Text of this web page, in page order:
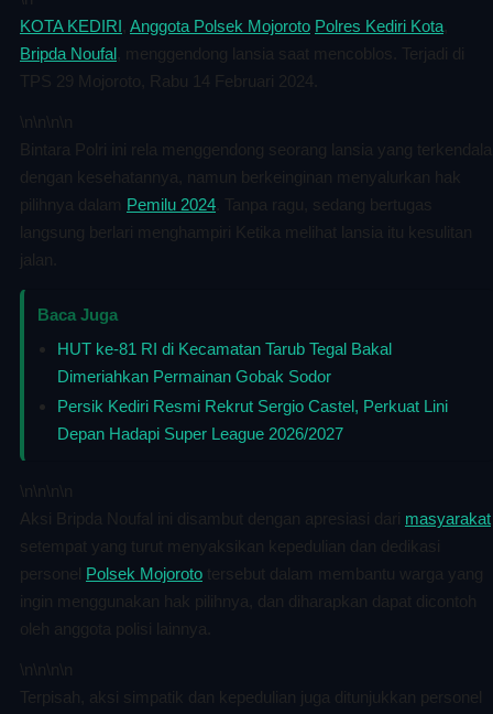
KOTA KEDIRI Anggota Polsek Mojoroto Polres Kediri Kota
Bripda Noufal , menggendong lansia saat mencoblos. Terjadi di
TPS 29 Mojoroto, Rabu 14 Februari 2024.
\n\n\n\n
Bintara Polri ini rela menggendong seorang lansia yang terkendala
dengan kesehatannya, namun berkeinginan menyalurkan hak
pilihnya dalam Pemilu 2024 . Tanpa ragu, sedang bertugas
langsung berlari menghampiri Ketika melihat lansia itu kesulitan
jalan.
Baca Juga
HUT ke-81 RI di Kecamatan Tarub Tegal Bakal
Dimeriahkan Permainan Gobak Sodor
Persik Kediri Resmi Rekrut Sergio Castel, Perkuat Lini
Depan Hadapi Super League 2026/2027
\n\n\n\n
Aksi Bripda Noufal ini disambut dengan apresiasi dari masyarakat
setempat yang turut menyaksikan kepedulian dan dedikasi
personel Polsek Mojoroto tersebut dalam membantu warga yang
ingin menggunakan hak pilihnya, dan diharapkan dapat dicontoh
oleh anggota polisi lainnya.
\n\n\n\n
Terpisah, aksi simpatik dan kepedulian juga ditunjukkan personel